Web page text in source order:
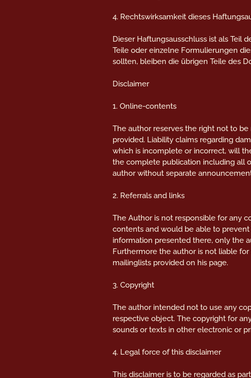
4. Rechtswirksamkeit dieses
Dieser Haftungsausschluss ist als Teil
Teile oder einzelne Formulierungen
sollten, bleiben die übrigen Teile des
Disclaimer
1. Online-contents
The author reserves the right not to
provided. Liability claims regarding
which is incomplete or incorrect, will
the complete publication including all
author without separate
2. Referrals and links
The Author is not responsible for any
contents and would be able to
information presented there, only the
Furthermore the author is not liable
mailinglists provided on his page.
3. Copyright
The author intended not to use any
respective object. The copyright for
sounds or texts in other electronic or
4. Legal force of this disclaimer
This disclaimer is to be regarded as